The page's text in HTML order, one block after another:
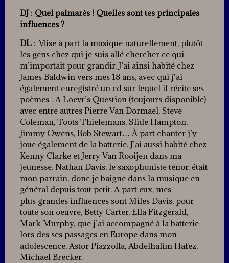
DJ : Quel palmarès ! Quelles sont tes principales
influences ?
DL: Mise à part la musique naturellement, plutôt
les gens chez qui je suis allé chercher ce qui
m’importait pour grandir. J’ai ainsi habité chez
James Baldwin vers mes 18 ans, avec qui j’ai
également enregistré un cd sur lequel il récite ses
poèmes : A Loevr’s Question (toujours disponible)
avec entre autres Pierre Van Dormael, Steve
Coleman, Toots Thielemans, Slide Hampton,
Jimmy Owens, Bob Stewart… À part chanter j’y
joue également de la batterie. J’ai aussi habité chez
Kenny Clarke et Jerry Van Rooijen dans ma
jeunesse. Nathan Davis, le saxophoniste ténor, était
mon parrain, donc je baigne dans la musique en
général depuis tout petit. A part eux, mes
plus grandes influences sont Miles Davis, pour
toute son oeuvre, Betty Carter, Ella Fitzgerald,
Mark Murphy, que j’ai accompagné à la batterie
lors des ses passages en Europe dans mon
adolescence, Astor Piazzolla, Abdelhalim Hafez,
Michael Brecker.